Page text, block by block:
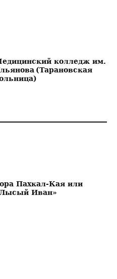
колледж им.
(Тарановская
Пахкал-Кая или
Иван»